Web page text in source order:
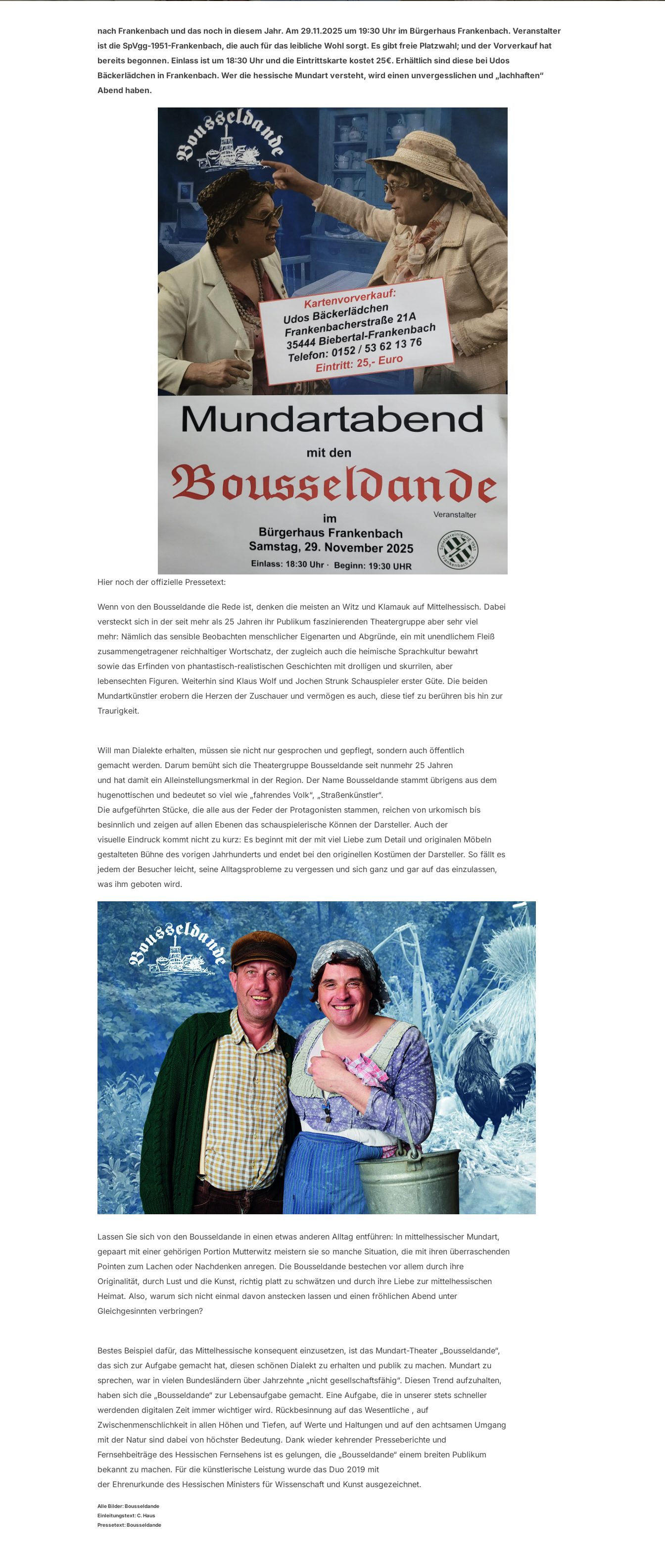
nach Frankenbach und das noch in diesem Jahr. Am 29.11.2025 um 19:30 Uhr im Bürgerhaus Frankenbach. Veranstalter
ist die SpVgg-1951-Frankenbach, die auch für das leibliche Wohl sorgt. Es gibt freie Platzwahl; und der Vorverkauf hat
bereits begonnen. Einlass ist um 18:30 Uhr und die Eintrittskarte kostet 25€. Erhältlich sind diese bei Udos
Bäckerlädchen in Frankenbach. Wer die hessische Mundart versteht, wird einen unvergesslichen und „lachhaften“
Abend haben.
Hier noch der offizielle Pressetext:
Wenn von den Bousseldande die Rede ist, denken die meisten an Witz und Klamauk auf Mittelhessisch. Dabei
versteckt sich in der seit mehr als 25 Jahren ihr Publikum faszinierenden Theatergruppe aber sehr viel
mehr: Nämlich das sensible Beobachten menschlicher Eigenarten und Abgründe, ein mit unendlichem Fleiß
zusammengetragener reichhaltiger Wortschatz, der zugleich auch die heimische Sprachkultur bewahrt
sowie das Erfinden von phantastisch-realistischen Geschichten mit drolligen und skurrilen, aber
lebensechten Figuren. Weiterhin sind Klaus Wolf und Jochen Strunk Schauspieler erster Güte. Die beiden
Mundartkünstler erobern die Herzen der Zuschauer und vermögen es auch, diese tief zu berühren bis hin zur
Traurigkeit.
Will man Dialekte erhalten, müssen sie nicht nur gesprochen und gepflegt, sondern auch öffentlich
gemacht werden. Darum bemüht sich die Theatergruppe Bousseldande seit nunmehr 25 Jahren
und hat damit ein Alleinstellungsmerkmal in der Region. Der Name Bousseldande stammt übrigens aus dem
hugenottischen und bedeutet so viel wie „fahrendes Volk“, „Straßenkünstler“.
Die aufgeführten Stücke, die alle aus der Feder der Protagonisten stammen, reichen von urkomisch bis
besinnlich und zeigen auf allen Ebenen das schauspielerische Können der Darsteller. Auch der
visuelle Eindruck kommt nicht zu kurz: Es beginnt mit der mit viel Liebe zum Detail und originalen Möbeln
gestalteten Bühne des vorigen Jahrhunderts und endet bei den originellen Kostümen der Darsteller. So fällt es
jedem der Besucher leicht, seine Alltagsprobleme zu vergessen und sich ganz und gar auf das einzulassen,
was ihm geboten wird.
Lassen Sie sich von den Bousseldande in einen etwas anderen Alltag entführen: In mittelhessischer Mundart,
gepaart mit einer gehörigen Portion Mutterwitz meistern sie so manche Situation, die mit ihren überraschenden
Pointen zum Lachen oder Nachdenken anregen. Die Bousseldande bestechen vor allem durch ihre
Originalität, durch Lust und die Kunst, richtig platt zu schwätzen und durch ihre Liebe zur mittelhessischen
Heimat. Also, warum sich nicht einmal davon anstecken lassen und einen fröhlichen Abend unter
Gleichgesinnten verbringen?
Bestes Beispiel dafür, das Mittelhessische konsequent einzusetzen, ist das Mundart-Theater „Bousseldande“,
das sich zur Aufgabe gemacht hat, diesen schönen Dialekt zu erhalten und publik zu machen. Mundart zu
sprechen, war in vielen Bundesländern über Jahrzehnte „nicht gesellschaftsfähig“. Diesen Trend aufzuhalten,
haben sich die „Bousseldande“ zur Lebensaufgabe gemacht. Eine Aufgabe, die in unserer stets schneller
werdenden digitalen Zeit immer wichtiger wird. Rückbesinnung auf das Wesentliche , auf
Zwischenmenschlichkeit in allen Höhen und Tiefen, auf Werte und Haltungen und auf den achtsamen Umgang
mit der Natur sind dabei von höchster Bedeutung. Dank wieder kehrender Presseberichte und
Fernsehbeiträge des Hessischen Fernsehens ist es gelungen, die „Bousseldande“ einem breiten Publikum
bekannt zu machen. Für die künstlerische Leistung wurde das Duo 2019 mit
der Ehrenurkunde des Hessischen Ministers für Wissenschaft und Kunst ausgezeichnet.
Alle Bilder: Bousseldande
Einleitungstext: C. Haus
Pressetext: Bousseldande